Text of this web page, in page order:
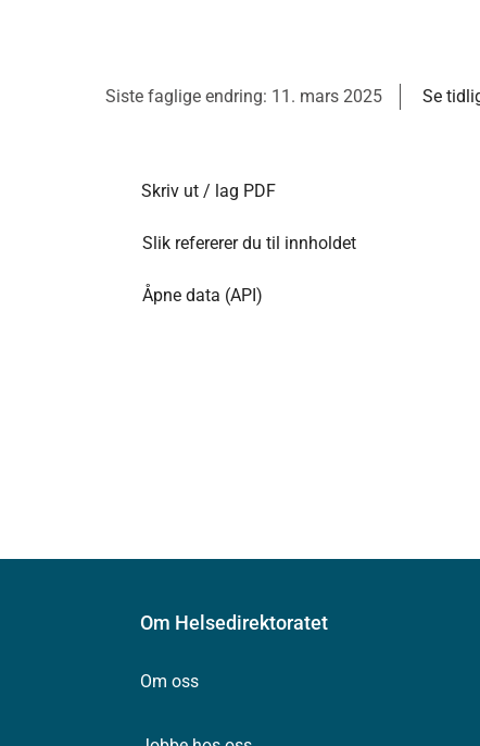
Siste faglige endring: 11. mars 2025 Se
Skriv ut / lag PDF
Slik refererer du til innholdet
Åpne data (API)
Om Helsedirektoratet
Om oss